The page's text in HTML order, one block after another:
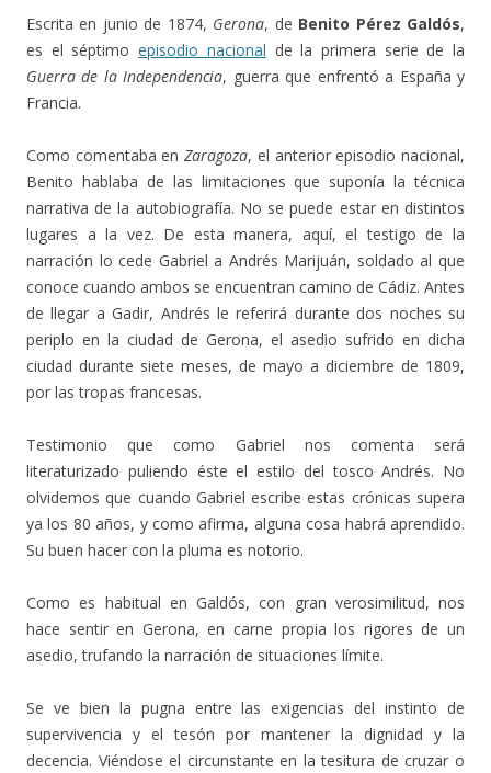
Escrita en junio de 1874, Gerona, de Benito Pérez Galdós,
es el séptimoepisodio nacional de la primera serie de la
Guerra de la Independencia, guerra que enfrentó a España y
Francia.
Como comentaba enZaragoza, el anterior episodio nacional,
Benito hablaba de las limitaciones que suponía la técnica
narrativa de la autobiografía. No se puede estar en distintos
lugares a la vez. De esta manera, aquí, el testigo de la
narración lo cede Gabriel a Andrés Marijuán, soldado al que
conoce cuando ambos se encuentran camino de Cádiz. Antes
de llegar a Gadir, Andrés le referirá durante dos noches su
periplo en la ciudad de Gerona, el asedio sufrido en dicha
ciudad durante siete meses, de mayo a diciembre de 1809,
por las tropas francesas.
Testimonio que como Gabriel nos comenta será
literaturizado puliendo éste el estilo del tosco Andrés. No
olvidemos que cuando Gabriel escribe estas crónicas supera
ya los 80 años, y como afirma, alguna cosa habrá aprendido.
Su buen hacer con la pluma es notorio.
Como es habitual en Galdós, con gran verosimilitud, nos
hace sentir en Gerona, en carne propia los rigores de un
asedio, trufando la narración de situaciones límite.
Se ve bien la pugna entre las exigencias del instinto de
supervivencia y el tesón por mantener la dignidad y la
decencia. Viéndose el circunstante en la tesitura de cruzar o